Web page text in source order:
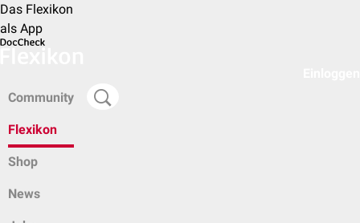
Das Flexikon
als App
Community
Flexikon
Shop
News